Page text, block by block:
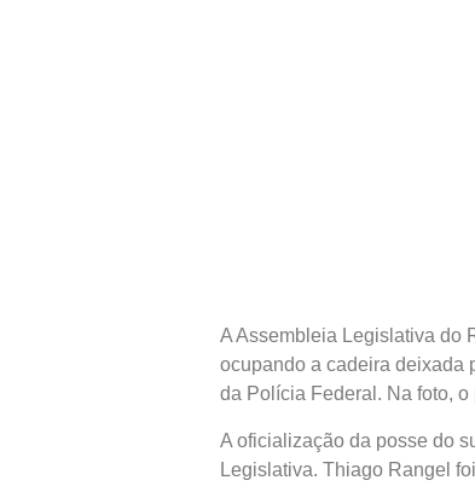
A Assembleia Legislativa do
ocupando a cadeira deixada
da Polícia Federal. Na foto,
A oficialização da posse do
Legislativa. Thiago Rangel